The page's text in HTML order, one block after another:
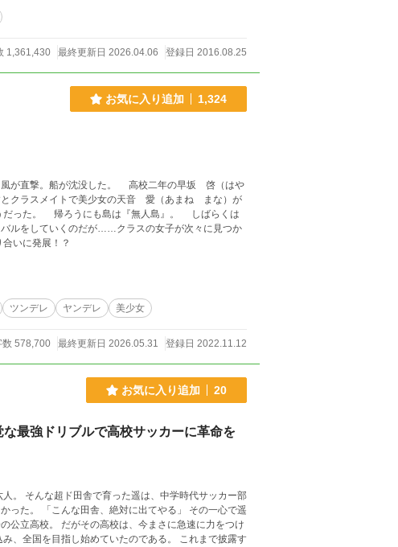
1,361,430 最終更新日 2026.04.06 登録日 2016.08.25
お気に入り追加 1,324
が直撃。船が沈没した。 高校二年の早坂 啓（はや
クラスメイトで美少女の天音 愛（あまね まな）が
ルをしていくのだが……クラスの女子が次々に見つか
取り合いに発展！？
ツンデレ ヤンデレ 美少女
数 578,700 最終更新日 2026.05.31 登録日 2022.11.12
お気に入り追加 20
最強ドリブルで高校サッカーに革命を
カー部
その一心で遥
に急速に力をつけ